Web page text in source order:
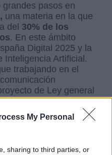
My Personal
sharing to third parties, or
pasos en
una materia en la que
del 30% de los
. En este ámbito
Digital 2025 y la
Inteligencia Artificial.
trabajando en el
de Ley general
la redacción de la
del servicio público
de la banda